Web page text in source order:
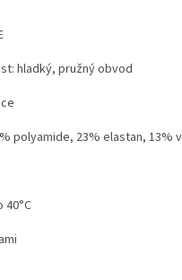
hladký, pružný obvod
polyamide, 23% elastan, 13%
40°C